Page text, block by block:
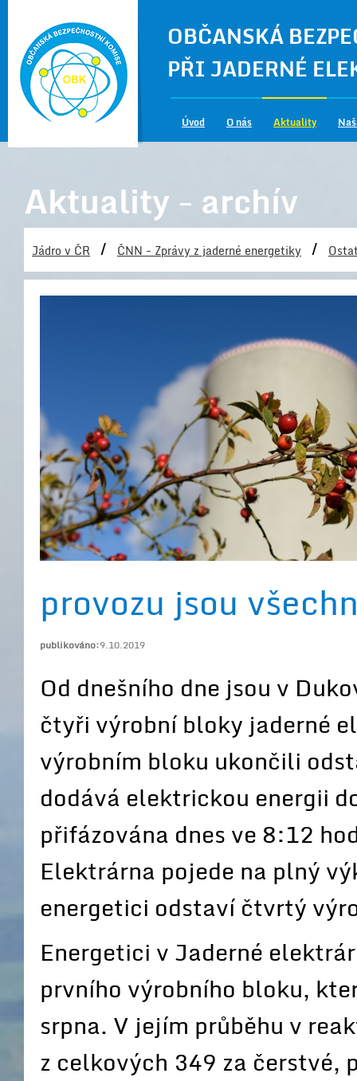
OBČANSKÁ
PŘI JADERNÉ
Úvod O nás Aktuality
Aktuality - archív
Jádro v ČR / ČNN - Zprávy z jaderné energetiky /
provozu jsou
publikováno:9.10.2019
Od dnešního dne jsou v
čtyři výrobní bloky jaderné
výrobním bloku ukončili
dodává elektrickou energii
přifázována dnes ve 8:12
Elektrárna pojede na plný
energetici odstaví čtvrtý
Energetici v Jaderné
prvního výrobního bloku,
srpna. V jejím průběhu v
z celkových 349 za čerstvé,